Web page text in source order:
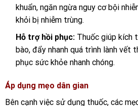
khuẩn, ngăn ngừa nguy cơ bội
khỏi bị nhiễm trùng.
Hỗ trợ hồi phục:Thuốc giúp kích
bào, đẩy nhanh quá trình lành vết
phục sức khỏe nhanh chóng.
Áp dụng mẹo dân gian
Bên cạnh việc sử dụng thuốc, các